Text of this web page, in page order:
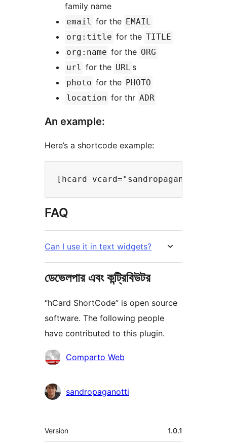
family name
email for the EMAIL
org:title for the TITLE
org:name for the ORG
url for the URL s
photo for the PHOTO
location for thr ADR
An example:
Here’s a shortcode example:
FAQ
Can I use it in text widgets?
ডেভেলপার এবং কন্ট্রিবিউটর
“hCard ShortCode” is open source
software. The following people
have contributed to this plugin.
কন্ট্রিবিউটরComparto Web
sandropaganotti
মেটা
Version 1.0.1